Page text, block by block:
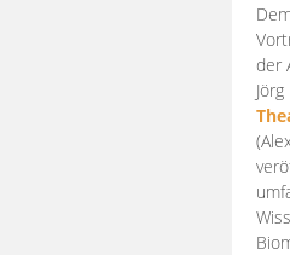
der